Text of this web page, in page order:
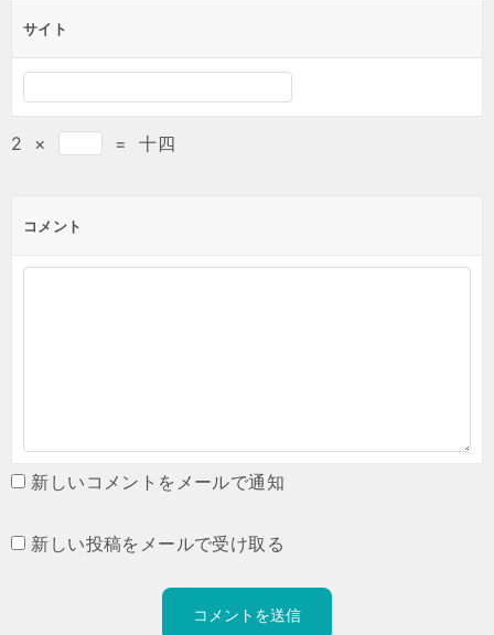
サイト
2 × = 十四
コメント
新しいコメントをメールで通知
新しい投稿をメールで受け取る